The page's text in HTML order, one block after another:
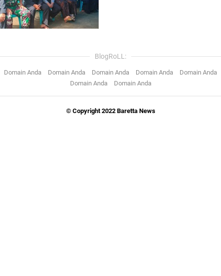
BlogRoLL:
Domain Anda Domain Anda Domain Anda Domain Anda
Domain Anda
Domain Anda
Domain Anda
© Copyright 2022 Baretta News